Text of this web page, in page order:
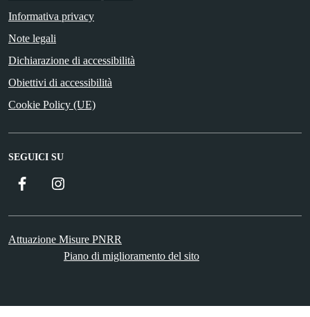
Informativa privacy
Note legali
Dichiarazione di accessibilità
Obiettivi di accessibilità
Cookie Policy (UE)
SEGUICI SU
Facebook
Attuazione Misure PNRR
Piano di miglioramento del sito